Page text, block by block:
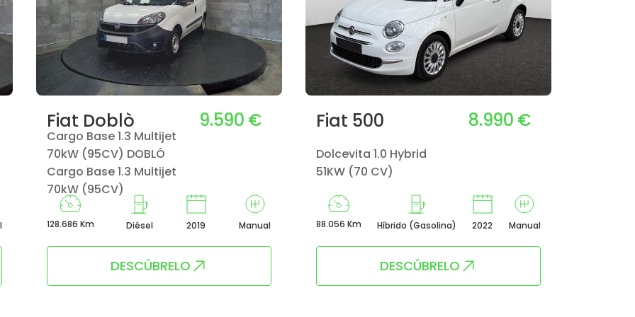
Fiat Doblò
Cargo Base 1.3 Multijet
70kW (95CV) DOBLÓ
Cargo Base 1.3 Multijet
70kW (95CV)
9.590 €
128.686 Km Diésel 2019 Manual
DESCÚBRELO
Fiat 500
Dolcevita 1.0 Hybrid
51KW (70 CV)
8.990 €
88.056 Km Híbrido (Gasolina) 2022 Manual
DESCÚBRELO